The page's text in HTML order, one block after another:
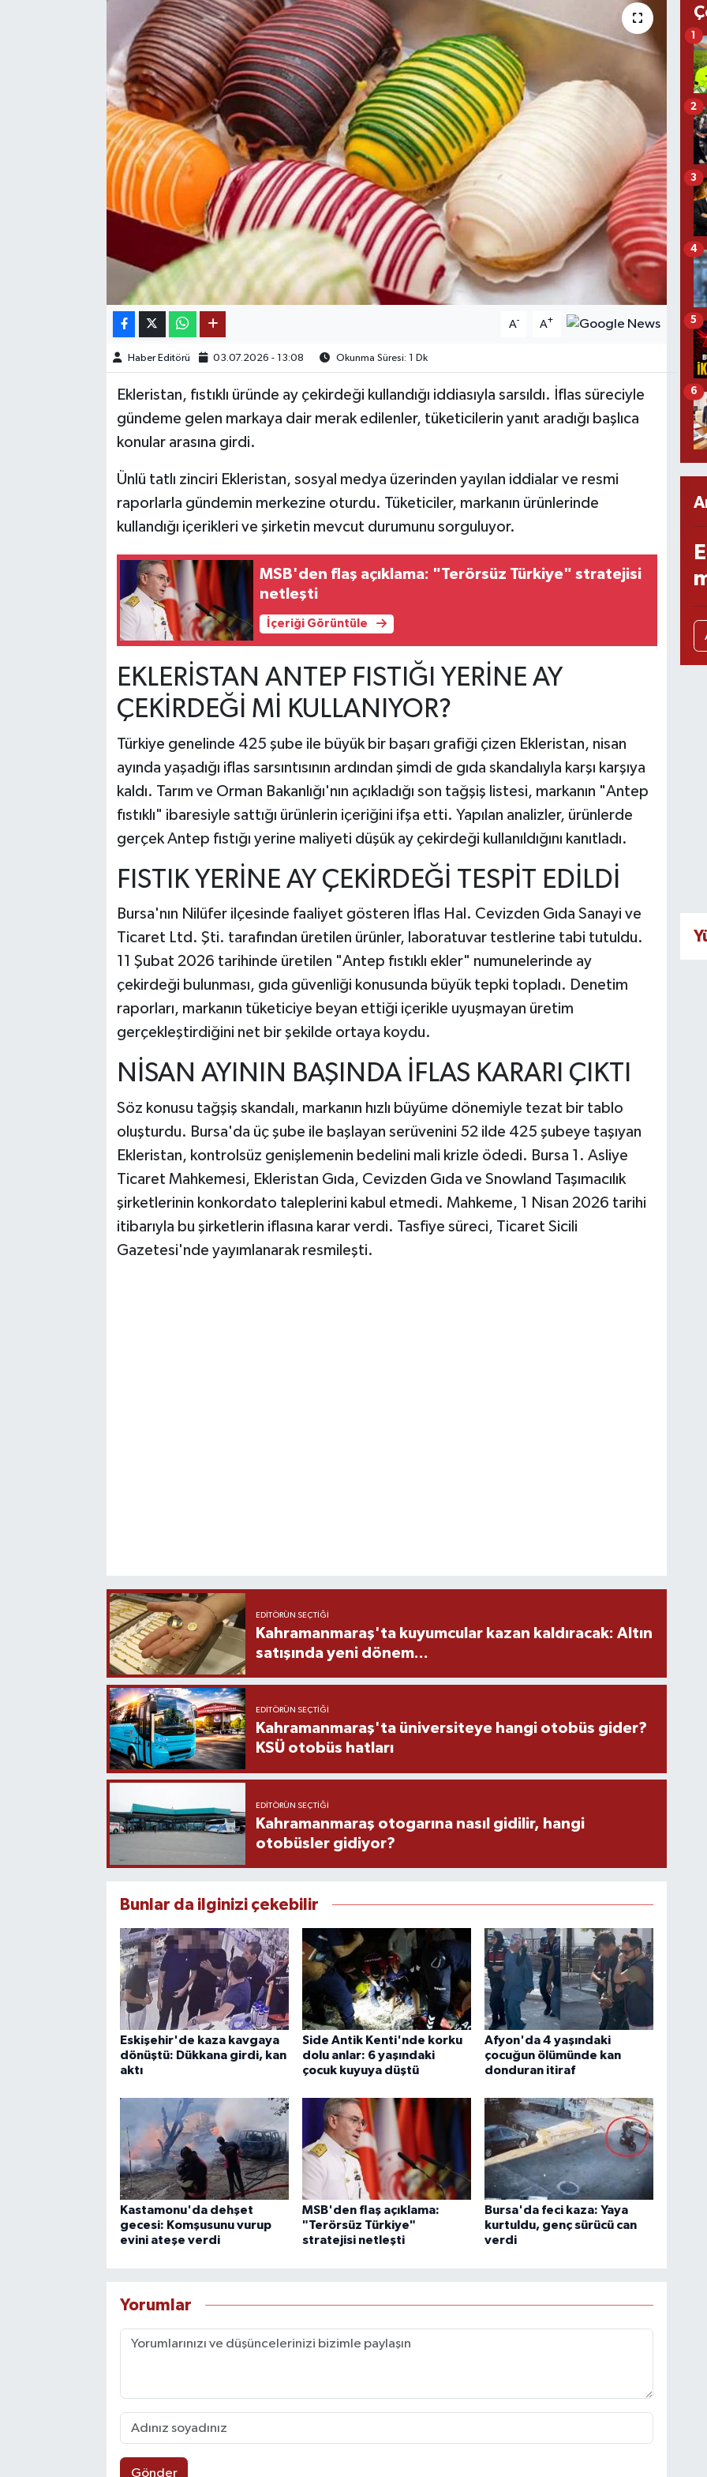
A- A+
Haber Editörü 03.07.2026 - 13:08 Okunma Süresi: 1 Dk
Ekleristan, fıstıklı üründe ay çekirdeği kullandığı iddiasıyla sarsıldı. İflas süreciyle
gündeme gelen markaya dair merak edilenler, tüketicilerin yanıt aradığı başlıca
konular arasına girdi.
Ünlü tatlı zinciri Ekleristan, sosyal medya üzerinden yayılan iddialar ve resmi
raporlarla gündemin merkezine oturdu. Tüketiciler, markanın ürünlerinde
kullandığı içerikleri ve şirketin mevcut durumunu sorguluyor.
MSB'den flaş açıklama: "Terörsüz Türkiye" stratejisi
netleşti
İçeriği Görüntüle
EKLERİSTAN ANTEP FISTIĞI YERİNE AY
ÇEKİRDEĞİ Mİ KULLANIYOR?
Türkiye genelinde 425 şube ile büyük bir başarı grafiği çizen Ekleristan, nisan
ayında yaşadığı iflas sarsıntısının ardından şimdi de gıda skandalıyla karşı karşıya
kaldı. Tarım ve Orman Bakanlığı'nın açıkladığı son tağşiş listesi, markanın "Antep
fıstıklı" ibaresiyle sattığı ürünlerin içeriğini ifşa etti. Yapılan analizler, ürünlerde
gerçek Antep fıstığı yerine maliyeti düşük ay çekirdeği kullanıldığını kanıtladı.
FISTIK YERİNE AY ÇEKİRDEĞİ TESPİT EDİLDİ
Bursa'nın Nilüfer ilçesinde faaliyet gösteren İflas Hal. Cevizden Gıda Sanayi ve
Ticaret Ltd. Şti. tarafından üretilen ürünler, laboratuvar testlerine tabi tutuldu.
11 Şubat 2026 tarihinde üretilen "Antep fıstıklı ekler" numunelerinde ay
çekirdeği bulunması, gıda güvenliği konusunda büyük tepki topladı. Denetim
raporları, markanın tüketiciye beyan ettiği içerikle uyuşmayan üretim
gerçekleştirdiğini net bir şekilde ortaya koydu.
NİSAN AYININ BAŞINDA İFLAS KARARI ÇIKTI
Söz konusu tağşiş skandalı, markanın hızlı büyüme dönemiyle tezat bir tablo
oluşturdu. Bursa'da üç şube ile başlayan serüvenini 52 ilde 425 şubeye taşıyan
Ekleristan, kontrolsüz genişlemenin bedelini mali krizle ödedi. Bursa 1. Asliye
Ticaret Mahkemesi, Ekleristan Gıda, Cevizden Gıda ve Snowland Taşımacılık
şirketlerinin konkordato taleplerini kabul etmedi. Mahkeme, 1 Nisan 2026 tarihi
itibarıyla bu şirketlerin iflasına karar verdi. Tasfiye süreci, Ticaret Sicili
Gazetesi'nde yayımlanarak resmileşti.
EDITÖRÜN SEÇTIĞI
Kahramanmaraş'ta kuyumcular kazan kaldıracak: Altın
satışında yeni dönem...
EDITÖRÜN SEÇTIĞI
Kahramanmaraş'ta üniversiteye hangi otobüs gider?
KSÜ otobüs hatları
EDITÖRÜN SEÇTIĞI
Kahramanmaraş otogarına nasıl gidilir, hangi
otobüsler gidiyor?
Bunlar da ilginizi çekebilir
Eskişehir'de kaza kavgaya
dönüştü: Dükkana girdi, kan
aktı
Side Antik Kenti'nde korku
dolu anlar: 6 yaşındaki
çocuk kuyuya düştü
Afyon'da 4 yaşındaki
çocuğun ölümünde kan
donduran itiraf
Kastamonu'da dehşet
gecesi: Komşusunu vurup
evini ateşe verdi
MSB'den flaş açıklama:
"Terörsüz Türkiye"
stratejisi netleşti
Bursa'da feci kaza: Yaya
kurtuldu, genç sürücü can
verdi
Yorumlar
Gönder
1
2
3
4
5
6
OTOMOTİV
KÜLTÜR SANAT